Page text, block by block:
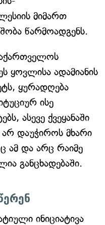
მიმართ
წარმოადგენს.
ყოვლისა ადამიანის
ყურადღება
ისე
ასევე ქვეყანაში
დაუჭიროს მხარი
ამ და არც რაიმე
განცხადებაში.
ინიციატივა